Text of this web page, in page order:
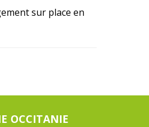
sur place en
OCCITANIE